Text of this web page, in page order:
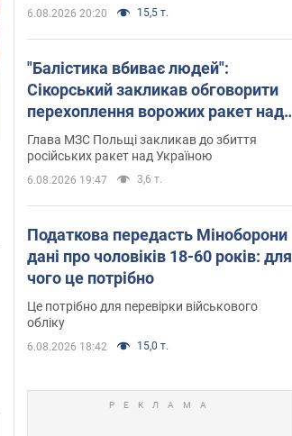
6.08.2026 20:20 15,5 т.
"Балістика вбиває людей":
Сікорський закликав обговорити
перехоплення ворожих ракет над
Україною
Глава МЗС Польщі закликав до збиття
російських ракет над Україною
6.08.2026 19:47 3,6 т.
Податкова передасть Міноборони
дані про чоловіків 18-60 років: для
чого це потрібно
Це потрібно для перевірки військового
обліку
6.08.2026 18:42 15,0 т.